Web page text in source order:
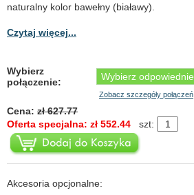
naturalny kolor bawełny (białawy).
Czytaj więcej...
Wybierz
połączenie:
Zobacz szczegóły połączeń
Cena: zł 627.77
Oferta specjalna: zł 552.44
szt:
Akcesoria opcjonalne: